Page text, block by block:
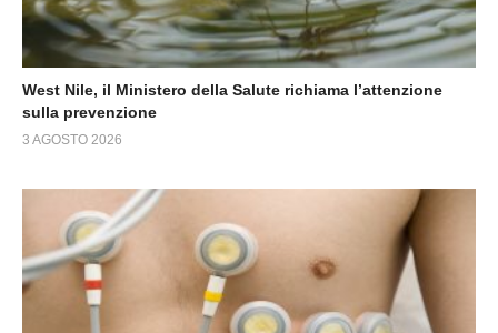
West Nile, il Ministero della Salute richiama l’attenzione
sulla prevenzione
3 AGOSTO 2026